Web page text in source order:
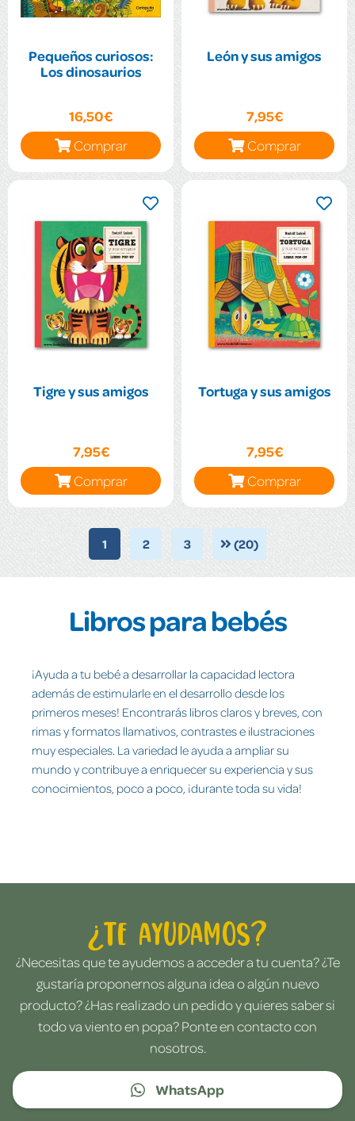
Pequeños curiosos:
Los dinosaurios
16,50€
Comprar
León y sus amigos
7,95€
Comprar
Tigre y sus amigos
7,95€
Comprar
Tortuga y sus amigos
7,95€
Comprar
1 2 3 (20)
Libros para bebés
¡Ayuda a tu bebé a desarrollar la capacidad lectora
además de estimularle en el desarrollo desde los
primeros meses! Encontrarás libros claros y breves, con
rimas y formatos llamativos, contrastes e ilustraciones
muy especiales. La variedad le ayuda a ampliar su
mundo y contribuye a enriquecer su experiencia y sus
conocimientos, poco a poco, ¡durante toda su vida!
¿Te ayudamos?
¿Necesitas que te ayudemos a acceder a tu cuenta? ¿Te
gustaría proponernos alguna idea o algún nuevo
producto? ¿Has realizado un pedido y quieres saber si
todo va viento en popa? Ponte en contacto con
nosotros.
WhatsApp